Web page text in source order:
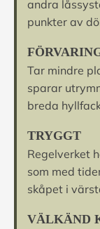
andra
punkter av
Tar mindre
sparar
breda
TRYGGT
Regelverket
som med
skåpet i
VÄLKÄND